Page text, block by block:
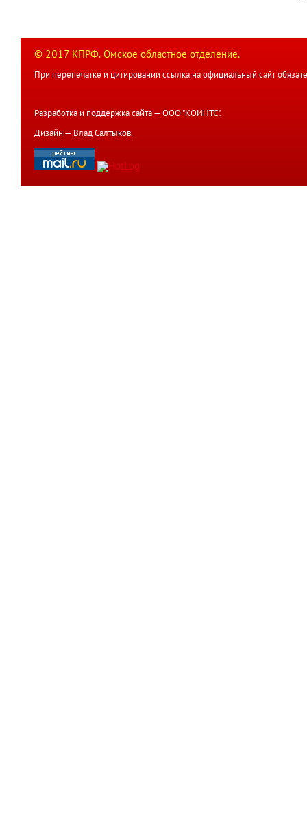
© 2017 КПРФ. Омское областное отделение.
При перепечатке и цитировании ссылка на официальный сайт
Разработка и поддержка сайта — ООО "КОИНТС".
Дизайн — Влад Салтыков.